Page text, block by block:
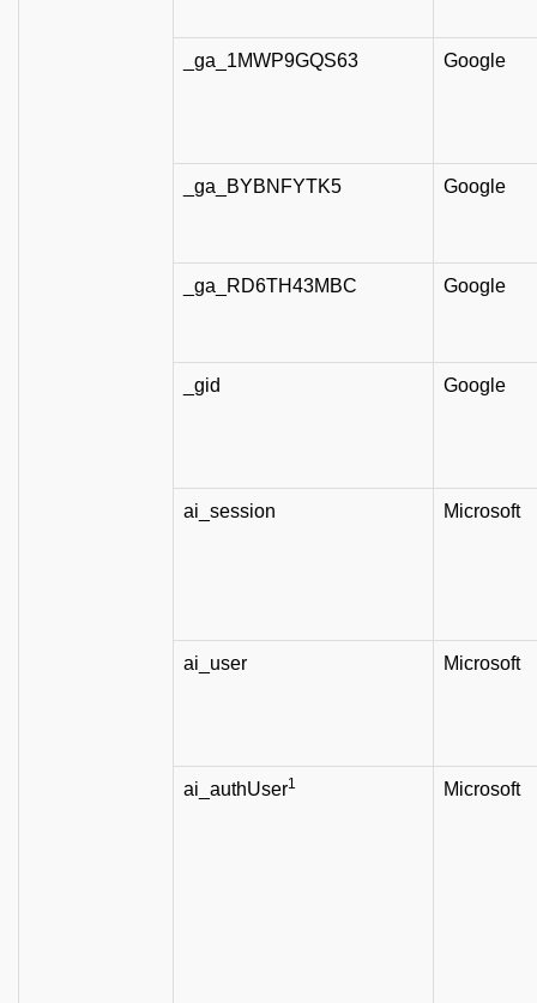
_ga_1MWP9GQS63 Google
_ga_BYBNFYTK5 Google
_ga_RD6TH43MBC Google
_gid Google
ai_session Microsoft
ai_user Microsoft
ai_authUser1 Microsoft